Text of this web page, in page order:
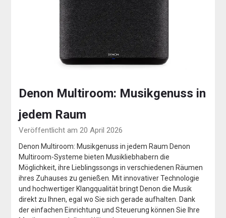
Denon Multiroom: Musikgenuss in
jedem Raum
Veröffentlicht am 20 April 2026
Denon Multiroom: Musikgenuss in jedem Raum Denon
Multiroom-Systeme bieten Musikliebhabern die
Möglichkeit, ihre Lieblingssongs in verschiedenen Räumen
ihres Zuhauses zu genießen. Mit innovativer Technologie
und hochwertiger Klangqualität bringt Denon die Musik
direkt zu Ihnen, egal wo Sie sich gerade aufhalten. Dank
der einfachen Einrichtung und Steuerung können Sie Ihre